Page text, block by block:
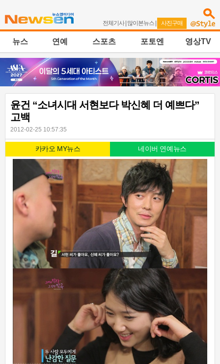
전체기사| 많이본뉴스 | 사진구매
뉴스 연예 스포츠 포토엔 영상TV
윤건 “소녀시대 서현보다 박신혜 더 예쁘다”
고백
2012-02-25 10:57:35
카카오 MY뉴스 네이버 연예뉴스